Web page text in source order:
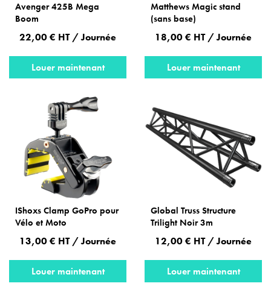
Avenger 425B Mega
Boom
22,00 € HT / Journée
Louer maintenant
Matthews Magic stand
(sans base)
18,00 € HT / Journée
Louer maintenant
IShoxs Clamp GoPro pour
Vélo et Moto
13,00 € HT / Journée
Louer maintenant
Global Truss Structure
Trilight Noir 3m
12,00 € HT / Journée
Louer maintenant